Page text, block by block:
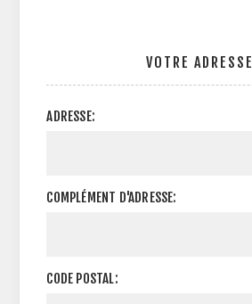
VOTRE ADRESSE
ADRESSE:
COMPLÉMENT D'ADRESSE:
CODE POSTAL: